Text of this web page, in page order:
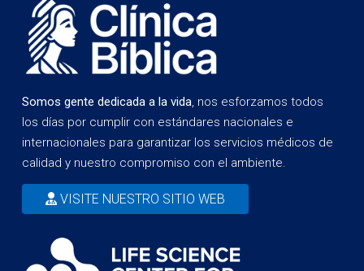
Somos gente dedicada a la vida, nos esforzamos todos
los días por cumplir con estándares nacionales e
internacionales para garantizar los servicios médicos de
calidad y nuestro compromiso con el ambiente.
VISITE NUESTRO SITIO WEB